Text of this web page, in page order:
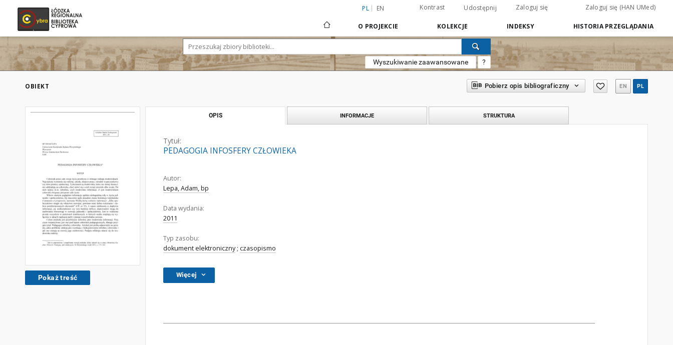
PL EN Kontrast Udostępnij Zaloguj się Zaloguj się (HAN UMed)
O PROJEKCIE KOLEKCJE INDEKSY HISTORIA PRZEGLĄDANIA
Wyszukiwanie zaawansowane ?
OBIEKT Pobierz opis bibliograficzny EN PL
Pokaż treść
OPIS INFORMACJE STRUKTURA
Tytuł:
PEDAGOGIA INFOSFERY CZŁOWIEKA
Autor:
Lepa, Adam, bp
Data wydania:
2011
Typ zasobu:
dokument elektroniczny; czasopismo
Więcej